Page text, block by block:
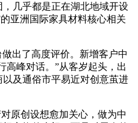
几乎都是正在湖北地域开设
亚洲国际家具材料核心相关
出了高度评价。新增客户中
高峰对话。”从客岁起头，出
及通俗市平易近对创意茧进
原创设想愈加关心，做为中